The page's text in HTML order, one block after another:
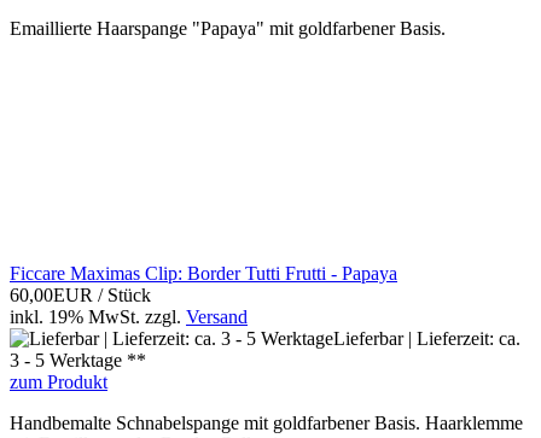
Emaillierte Haarspange "Papaya" mit goldfarbener Basis.
Ficcare Maximas Clip: Border Tutti Frutti - Papaya
60,00EUR / Stück
inkl. 19% MwSt. zzgl. Versand
Lieferbar | Lieferzeit: ca.
3 - 5 Werktage **
zum Produkt
Handbemalte Schnabelspange mit goldfarbener Basis. Haarklemme